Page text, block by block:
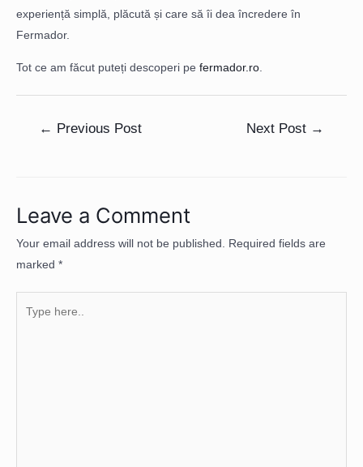
experiență simplă, plăcută și care să îi dea încredere în
Fermador.
Tot ce am făcut puteți descoperi pe fermador.ro
← Previous Post Next Post →
Leave a Comment
Your email address will not be published.
Required fields are
marked *